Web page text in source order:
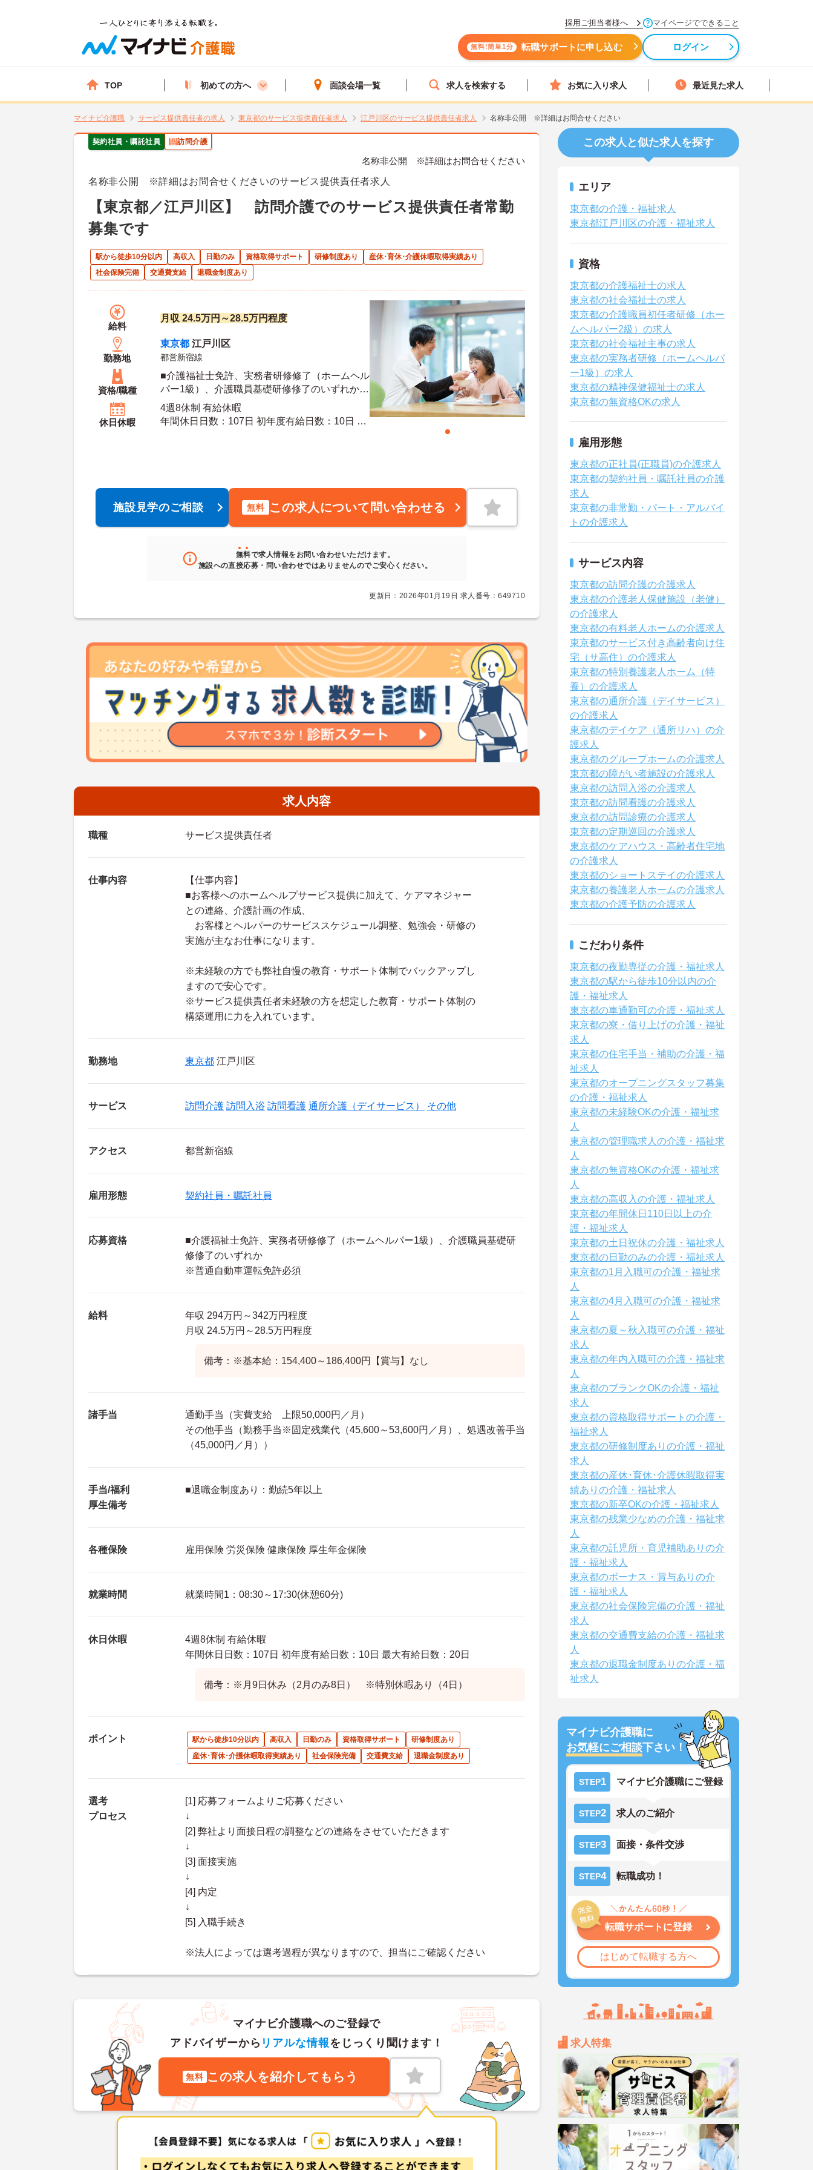
採用ご担当者様へ マイページでできること
無料!簡単1分 転職サポートに申し込む ログイン
TOP 初めての方へ 面談会場一覧 求人を検索する お気に入り求人 最近見た求人
マイナビ介護職 サービス提供責任者の求人 東京都のサービス提供責任者求人 江戸川区のサービス提供責任者求人 名称非公開 ※詳細はお問合せください
契約社員・嘱託社員 訪問介護
名称非公開 ※詳細はお問合せください
名称非公開 ※詳細はお問合せくださいのサービス提供責任者求人
【東京都／江戸川区】 訪問介護でのサービス提供責任者常勤
募集です
駅から徒歩10分以内 高収入 日勤のみ 資格取得サポート 研修制度あり
産休･育休･介護休暇取得実績あり
社会保険完備
交通費支給 退職金制度あり
給料
月収 24.5万円～28.5万円程度
勤務地
東京都 江戸川区
都営新宿線
資格/職種
■介護福祉士免許、実務者研修修了（ホームヘル
パー1級）、介護職員基礎研修修了のいずれか
※普通自動車運転免許必須
休日休暇
4週8休制 有給休暇
年間休日日数：107日 初年度有給日数：10日 最
施設見学のご相談 無料 この求人について問い合わせる
無料で求人情報をお問い合わせいただけます。
施設への直接応募・問い合わせではありませんのでご安心ください。
更新日：2026年01月19日 求人番号：649710
求人内容
職種 サービス提供責任者
仕事内容
【仕事内容】
■お客様へのホームヘルプサービス提供に加えて、ケアマネジャー
との連絡、介護計画の作成、
お客様とヘルパーのサービススケジュール調整、勉強会・研修の
実施が主なお仕事になります。
※未経験の方でも弊社自慢の教育・サポート体制でバックアップし
ますので安心です。
※サービス提供責任者未経験の方を想定した教育・サポート体制の
構築運用に力を入れています。
勤務地 東京都 江戸川区
サービス 訪問介護 訪問入浴 訪問看護 通所介護（デイサービス） その他
アクセス 都営新宿線
雇用形態 契約社員・嘱託社員
応募資格
■介護福祉士免許、実務者研修修了（ホームヘルパー1級）、介護職員基礎研
修修了のいずれか
※普通自動車運転免許必須
給料
年収 294万円～342万円程度
月収 24.5万円～28.5万円程度
備考：※基本給：154,400～186,400円【賞与】なし
諸手当
通勤手当（実費支給 上限50,000円／月）
その他手当（勤務手当※固定残業代（45,600～53,600円／月）、処遇改善手当
（45,000円／月））
手当/福利
厚生備考
■退職金制度あり：勤続5年以上
各種保険 雇用保険 労災保険 健康保険 厚生年金保険
就業時間 就業時間1：08:30～17:30(休憩60分)
休日休暇
4週8休制 有給休暇
年間休日日数：107日 初年度有給日数：10日 最大有給日数：20日
備考：※月9日休み（2月のみ8日） ※特別休暇あり（4日）
ポイント 駅から徒歩10分以内 高収入 日勤のみ 資格取得サポート
研修制度あり
産休･育休･介護休暇取得実績あり
社会保険完備 交通費支給 退職金制度あり
選考
プロセス
[1] 応募フォームよりご応募ください
↓
[2] 弊社より面接日程の調整などの連絡をさせていただきます
↓
[3] 面接実施
↓
[4] 内定
↓
[5] 入職手続き
※法人によっては選考過程が異なりますので、担当にご確認ください
マイナビ介護職へのご登録で
アドバイザーから リアルな情報をじっくり聞けます！
無料 この求人を紹介してもらう
この求人と似た求人を探す
エリア
東京都の介護・福祉求人
東京都江戸川区の介護・福祉求人
資格
東京都の介護福祉士の求人
東京都の社会福祉士の求人
東京都の介護職員初任者研修（ホー
ムヘルパー2級）の求人
東京都の社会福祉主事の求人
東京都の実務者研修（ホームヘルパ
ー1級）の求人
東京都の精神保健福祉士の求人
東京都の無資格OKの求人
雇用形態
東京都の正社員(正職員)の介護求人
東京都の契約社員・嘱託社員の介護
求人
東京都の非常勤・パート・アルバイ
トの介護求人
サービス内容
東京都の訪問介護の介護求人
東京都の介護老人保健施設（老健）
の介護求人
東京都の有料老人ホームの介護求人
東京都のサービス付き高齢者向け住
宅（サ高住）の介護求人
東京都の特別養護老人ホーム（特
養）の介護求人
東京都の通所介護（デイサービス）
の介護求人
東京都のデイケア（通所リハ）の介
護求人
東京都のグループホームの介護求人
東京都の障がい者施設の介護求人
東京都の訪問入浴の介護求人
東京都の訪問看護の介護求人
東京都の訪問診療の介護求人
東京都の定期巡回の介護求人
東京都のケアハウス・高齢者住宅地
の介護求人
東京都のショートステイの介護求人
東京都の養護老人ホームの介護求人
東京都の介護予防の介護求人
こだわり条件
東京都の夜勤専従の介護・福祉求人
東京都の駅から徒歩10分以内の介
護・福祉求人
東京都の車通勤可の介護・福祉求人
東京都の寮・借り上げの介護・福祉
求人
東京都の住宅手当・補助の介護・福
祉求人
東京都のオープニングスタッフ募集
の介護・福祉求人
東京都の未経験OKの介護・福祉求
人
東京都の管理職求人の介護・福祉求
人
東京都の無資格OKの介護・福祉求
人
東京都の高収入の介護・福祉求人
東京都の年間休日110日以上の介
護・福祉求人
東京都の土日祝休の介護・福祉求人
東京都の日勤のみの介護・福祉求人
東京都の1月入職可の介護・福祉求
人
東京都の4月入職可の介護・福祉求
人
東京都の夏～秋入職可の介護・福祉
求人
東京都の年内入職可の介護・福祉求
人
東京都のブランクOKの介護・福祉
求人
東京都の資格取得サポートの介護・
福祉求人
東京都の研修制度ありの介護・福祉
求人
東京都の産休･育休･介護休暇取得実
績ありの介護・福祉求人
東京都の新卒OKの介護・福祉求人
東京都の残業少なめの介護・福祉求
人
東京都の託児所・育児補助ありの介
護・福祉求人
東京都のボーナス・賞与ありの介
護・福祉求人
東京都の社会保険完備の介護・福祉
求人
東京都の交通費支給の介護・福祉求
人
東京都の退職金制度ありの介護・福
祉求人
マイナビ介護職に
お気軽にご相談下さい！
STEP1 マイナビ介護職にご登録
STEP2 求人のご紹介
STEP3 面接・条件交渉
STEP4 転職成功！
転職サポートに登録
はじめて転職する方へ
求人特集